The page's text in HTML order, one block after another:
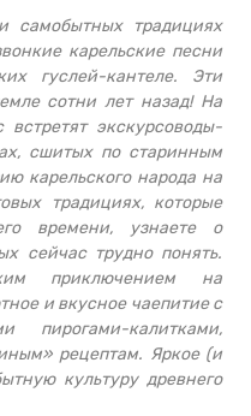
традициях
карельские песни
гуслей-кантеле. Эти
сотни лет назад! На
встретят экскурсоводы-
сшитых по старинным
карельского народа на
традициях, которые
времени, узнаете о
сейчас трудно понять.
приключением на
и вкусное чаепитие с
пирогами-калитками,
рецептам. Яркое (и
культуру древнего